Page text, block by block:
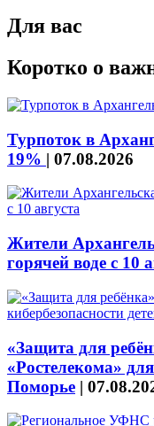
Для вас
Коротко о
Турпоток в
19% | 07.08.2026
Жители
горячей воде с 10
«Защита для
«Ростелекома»
Поморье |